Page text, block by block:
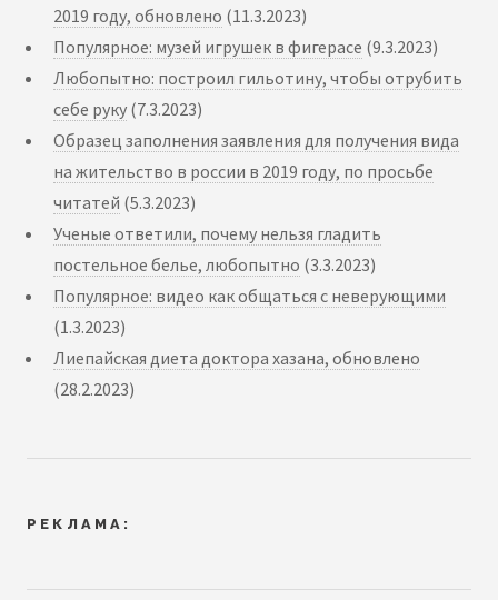
2019 году, обновлено (11.3.2023)
Популярное: музей игрушек в фигерасе (9.3.2023)
Любопытно: построил гильотину, чтобы отрубить
себе руку (7.3.2023)
Образец заполнения заявления для получения вида
на жительство в россии в 2019 году, по просьбе
читатей (5.3.2023)
Ученые ответили, почему нельзя гладить
постельное белье, любопытно (3.3.2023)
Популярное: видео как общаться с неверующими
(1.3.2023)
Лиепайская диета доктора хазана, обновлено
(28.2.2023)
РЕКЛАМА: